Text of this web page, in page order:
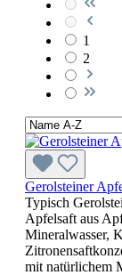
1
2
Gerolsteiner
Typisch
Apfelsaft aus
Mineralwasser,
mit natürlichem